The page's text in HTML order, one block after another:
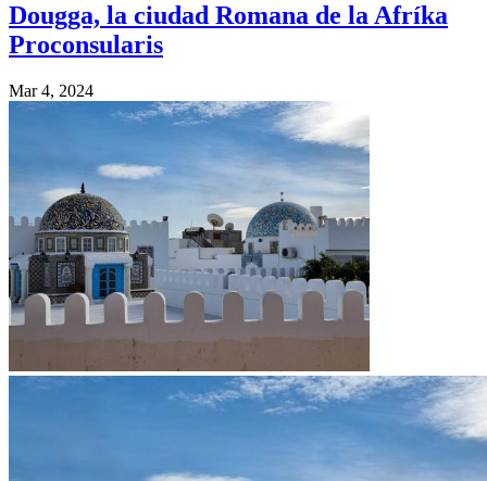
Dougga, la ciudad Romana de la Afríka
Proconsularis
Mar 4, 2024